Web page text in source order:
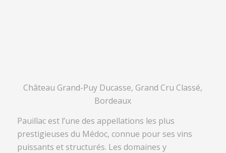
Château Grand-Puy Ducasse, Grand Cru Classé,
Bordeaux
Pauillac est l’une des appellations les plus
prestigieuses du Médoc, connue pour ses vins
puissants et structurés. Les domaines y